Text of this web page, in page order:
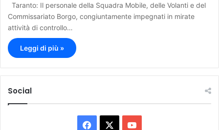
Taranto: Il personale della Squadra Mobile, delle Volanti e del
Commissariato Borgo, congiuntamente impegnati in mirate
attività di controllo…
Leggi di più »
Social